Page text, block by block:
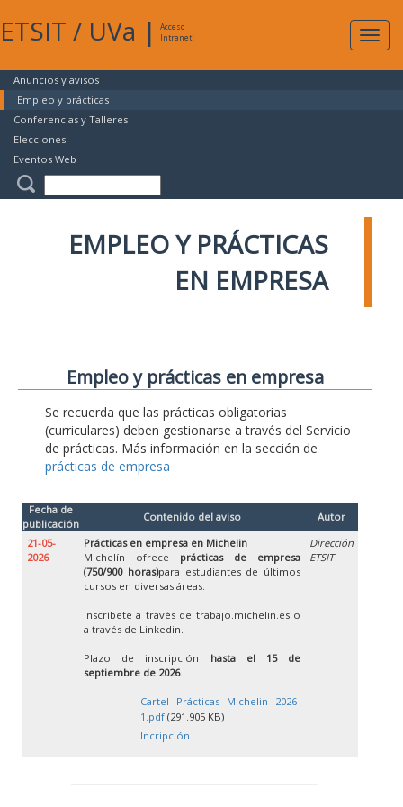
ETSIT / UVa |
Acceso
Intranet
Anuncios y avisos
Empleo y prácticas
Conferencias y Talleres
Elecciones
Eventos Web
EMPLEO Y PRÁCTICAS
EN EMPRESA
Empleo y prácticas en empresa
Se recuerda que las prácticas obligatorias
(curriculares) deben gestionarse a través del Servicio
de prácticas. Más información en la sección de
prácticas de empresa
Fecha de
publicación
Contenido del aviso
Autor
21-05-
2026
Prácticas en empresa en Michelin
Michelín ofrece prácticas de empresa
(750/900 horas)para estudiantes de últimos
cursos en diversas áreas.
Inscríbete a través de trabajo.michelin.es o
a través de Linkedin.
Plazo de inscripción hasta el 15 de
septiembre de 2026.
Cartel Prácticas Michelin 2026-
1.pdf (291.905 KB)
Incripción
Dirección
ETSIT